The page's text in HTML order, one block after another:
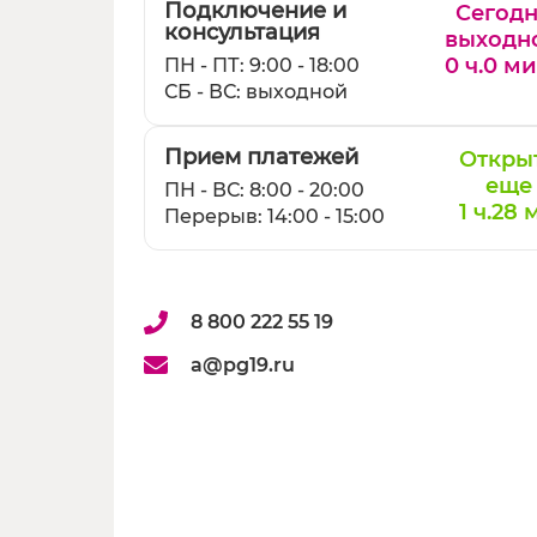
Подключение и
консультация
ПН - ПТ: 9:00 - 18:00
СБ - ВС: выходной
0 ч.0
Прием платежей
ПН - ВС: 8:00 - 20:00
Перерыв: 14:00 - 15:00
еще
1 ч.28
8 800 222 55 19
a@pg19.ru